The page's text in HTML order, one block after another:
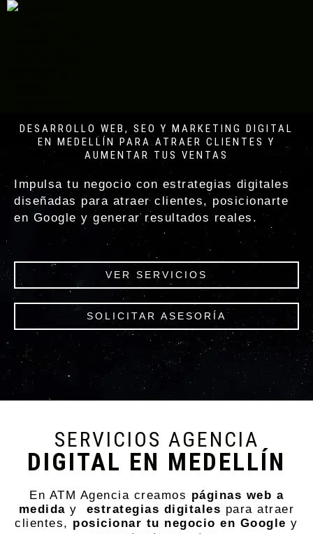
DESARROLLO WEB, SEO Y MARKETING DIGITAL
EN MEDELLÍN PARA ATRAER CLIENTES Y
AUMENTAR TUS VENTAS
Impulsa tu negocio con estrategias digitales
diseñadas para atraer clientes, posicionarte
en Google y generar resultados reales.
VER SERVICIOS
SOLICITAR ASESORÍA
SERVICIOS AGENCIA
DIGITAL EN MEDELLÍN
En ATM Agencia creamos páginas web a
medida y estrategias digitales para atraer
clientes, posicionar tu negocio en Google y